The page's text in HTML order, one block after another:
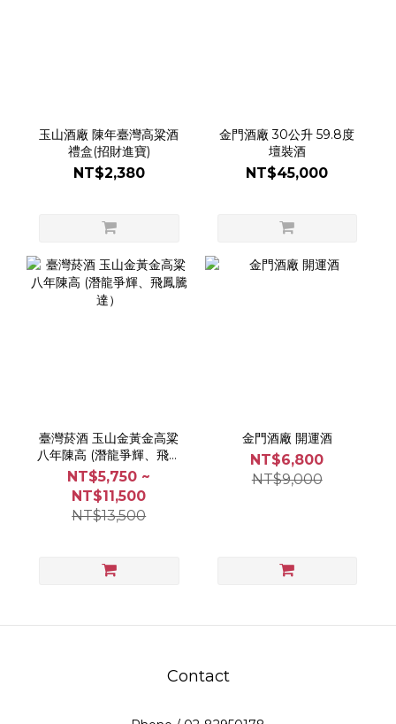
玉山酒廠 陳年臺灣高粱酒
禮盒(招財進寶)
NT$2,380
金門酒廠 30公升 59.8度
壇裝酒
NT$45,000
臺灣菸酒 玉山金黃金高粱
八年陳高 (潛龍爭輝、飛鳳
騰達）
NT$5,750 ~
NT$11,500
NT$13,500
金門酒廠 開運酒
NT$6,800
NT$9,000
Contact